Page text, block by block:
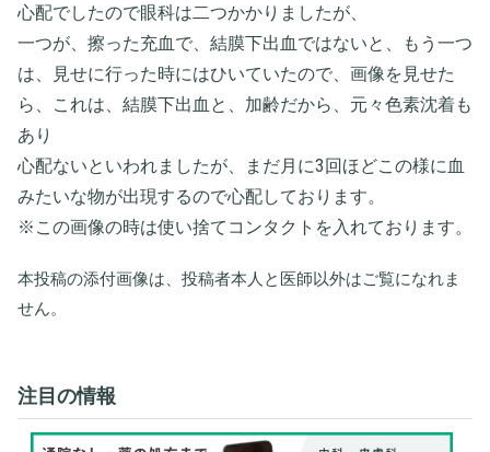
心配でしたので眼科は二つかかりましたが、
一つが、擦った充血で、結膜下出血ではないと、もう一つ
は、見せに行った時にはひいていたので、画像を見せた
ら、これは、結膜下出血と、加齢だから、元々色素沈着も
あり
心配ないといわれましたが、まだ月に3回ほどこの様に血
みたいな物が出現するので心配しております。
※この画像の時は使い捨てコンタクトを入れております。
本投稿の添付画像は、投稿者本人と医師以外はご覧になれま
せん。
注目の情報